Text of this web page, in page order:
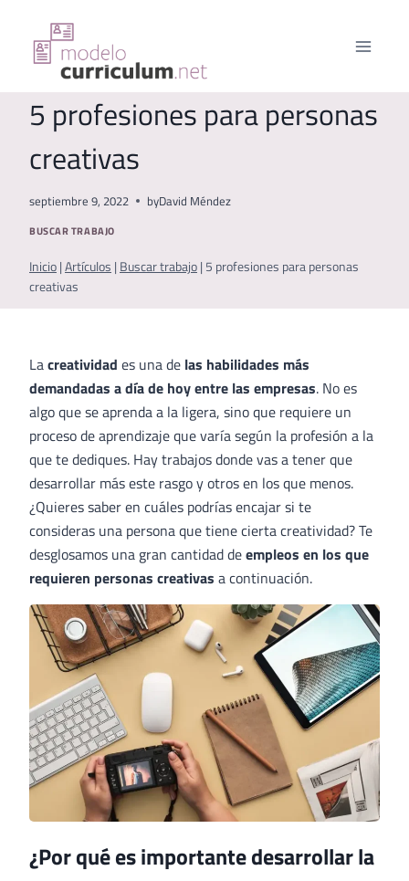
contenido
5 profesiones para personas
creativas
septiembre 9, 2022 byDavid Méndez
BUSCAR TRABAJO
Inicio | Artículos | Buscar trabajo | 5 profesiones para personas
creativas
Lacreatividad es una de las habilidades más
demandadas a día de hoy entre las empresas. No es
algo que se aprenda a la ligera, sino que requiere un
proceso de aprendizaje que varía según la profesión a la
que te dediques. Hay trabajos donde vas a tener que
desarrollar más este rasgo y otros en los que menos.
¿Quieres saber en cuáles podrías encajar si te
consideras una persona que tiene cierta creatividad? Te
desglosamos una gran cantidad deempleos en los que
requieren personas creativas a continuación.
¿Por qué es importante desarrollar la